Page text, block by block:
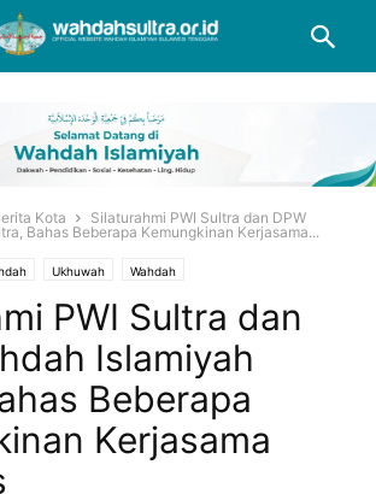
Kota
Silaturahmi PWI Sultra dan DPW
Bahas Beberapa Kemungkinan Kerjasama...
Ukhuwah Wahdah
PWI Sultra dan
Islamiyah
Beberapa
Kerjasama